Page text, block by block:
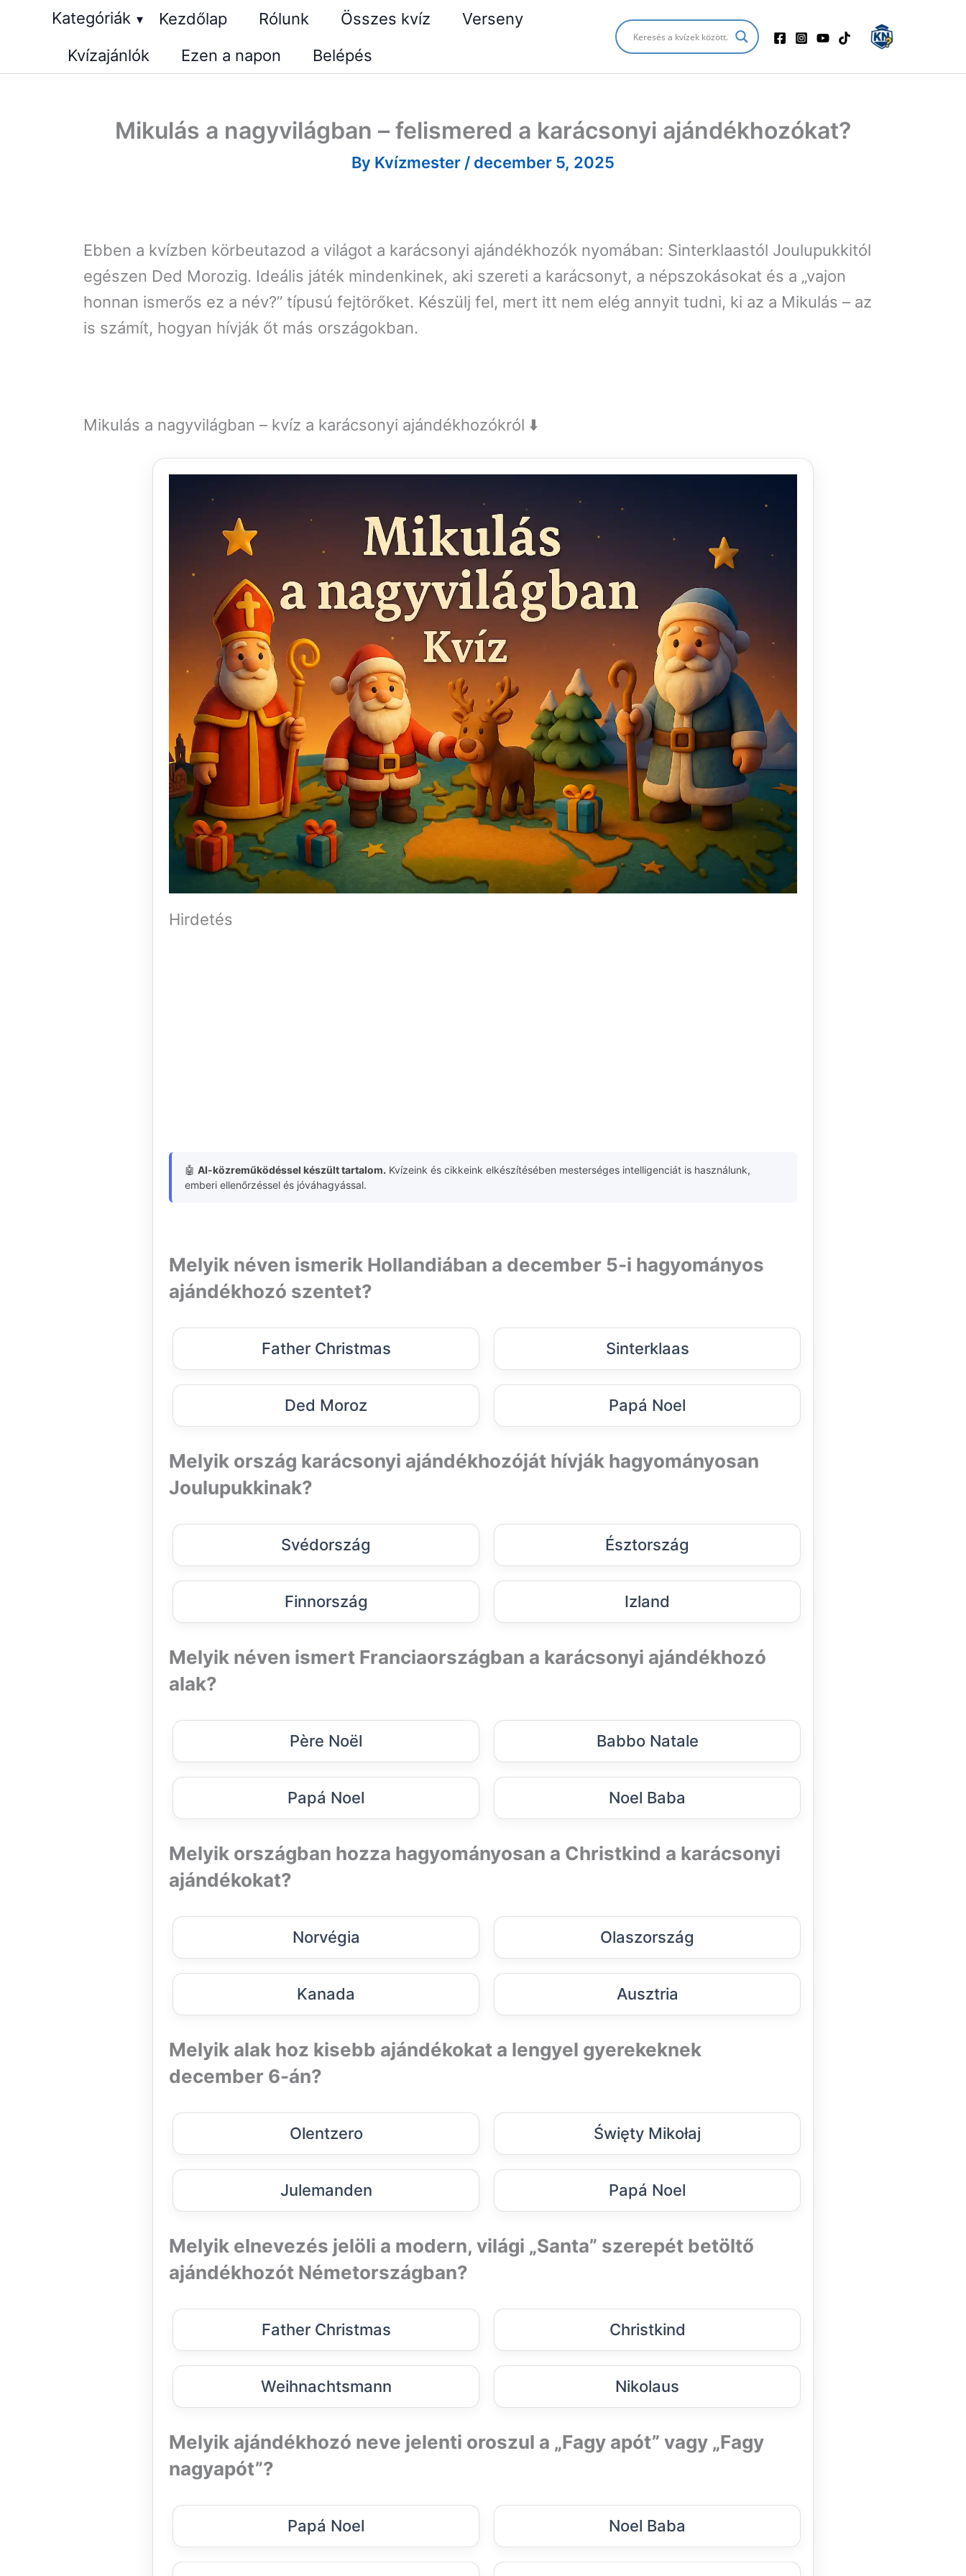
Kategóriák ▾ Kezdőlap Rólunk Összes kvíz
Verseny
Kvízajánlók
Ezen a napon Belépés
Mikulás a nagyvilágban – felismered a karácsonyi ajándékhozókat?
By Kvízmester / december 5, 2025
Ebben a kvízben körbeutazod a világot a karácsonyi ajándékhozók nyomában: Sinterklaastól Joulupukkitól
egészen Ded Morozig. Ideális játék mindenkinek, aki szereti a karácsonyt, a népszokásokat és a „vajon
honnan ismerős ez a név?” típusú fejtörőket. Készülj fel, mert itt nem elég annyit tudni, ki az a Mikulás – az
is számít, hogyan hívják őt más országokban.
Mikulás a nagyvilágban – kvíz a karácsonyi ajándékhozókról ⬇️
Hirdetés
🤖 AI-közreműködéssel készült tartalom. Kvízeink és cikkeink elkészítésében mesterséges intelligenciát is használunk,
emberi ellenőrzéssel és jóváhagyással.
Melyik néven ismerik Hollandiában a december 5-i hagyományos
ajándékhozó szentet?
Father Christmas Sinterklaas
Ded Moroz Papá Noel
Melyik ország karácsonyi ajándékhozóját hívják hagyományosan
Joulupukkinak?
Svédország Észtország
Finnország Izland
Melyik néven ismert Franciaországban a karácsonyi ajándékhozó
alak?
Père Noël Babbo Natale
Papá Noel Noel Baba
Melyik országban hozza hagyományosan a Christkind a karácsonyi
ajándékokat?
Norvégia Olaszország
Kanada Ausztria
Melyik alak hoz kisebb ajándékokat a lengyel gyerekeknek
december 6-án?
Olentzero Święty Mikołaj
Julemanden Papá Noel
Melyik elnevezés jelöli a modern, világi „Santa” szerepét betöltő
ajándékhozót Németországban?
Father Christmas Christkind
Weihnachtsmann Nikolaus
Melyik ajándékhozó neve jelenti oroszul a „Fagy apót” vagy „Fagy
nagyapót”?
Papá Noel Noel Baba